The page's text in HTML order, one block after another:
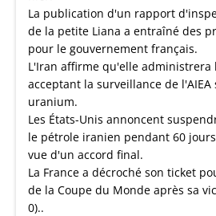
La publication d'un rapport
de la petite Liana a entraîné des
pour le gouvernement français.
L'Iran affirme qu'elle administrera
acceptant la surveillance de
uranium.
Les États-Unis annoncent
le pétrole iranien pendant 60
vue d'un accord final.
La France a décroché son ticket
de la Coupe du Monde après sa
0)..